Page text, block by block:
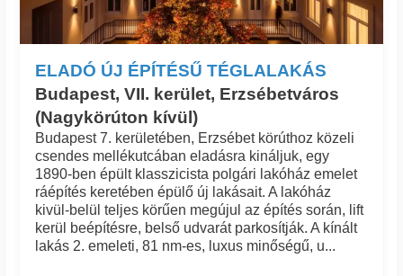
ELADÓ ÚJ ÉPÍTÉSŰ TÉGLALAKÁS
Budapest, VII. kerület, Erzsébetváros
(Nagykörúton kívül)
Budapest 7. kerületében, Erzsébet körúthoz közeli
csendes mellékutcában eladásra kináljuk, egy
1890-ben épült klasszicista polgári lakóház emelet
ráépítés keretében épülő új lakásait. A lakóház
kivül-belül teljes körűen megújul az építés során, lift
kerül beépítésre, belső udvarát parkosítják. A kínált
lakás 2. emeleti, 81 nm-es, luxus minőségű, u...